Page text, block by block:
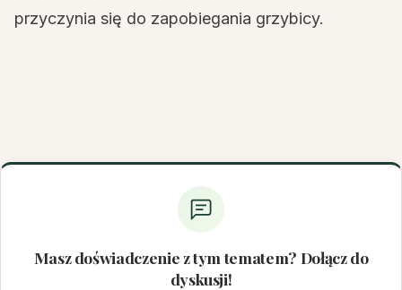
przyczynia się do zapobiegania grzybicy.
Masz doświadczenie z tym tematem? Dołącz do
dyskusji!